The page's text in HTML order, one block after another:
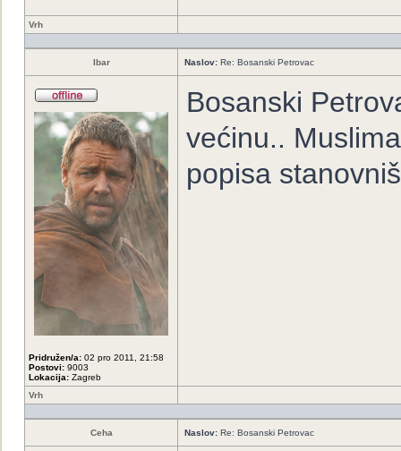
Vrh
Ibar Naslov: Re: Bosanski Petrovac
Pridružen/a: 02 pro 2011, 21:58
Postovi: 9003
Lokacija: Zagreb
Bosanski
većinu..
popisa
Vrh
Ceha Naslov: Re: Bosanski Petrovac